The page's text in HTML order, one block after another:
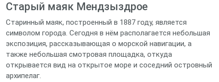
Старый маяк Мендзыздрое
Старинный маяк, построенный в 1887 году, является
символом города. Сегодня в нём располагается небольшая
экспозиция, рассказывающая о морской навигации, а
также небольшая смотровая площадка, откуда
открывается вид на открытое море и соседний островный
архипелаг.